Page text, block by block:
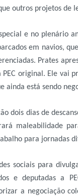
outros projetos de
e no plenário
em navios,
Prates
original. Ele vai
está sendo
dois dias de
maleabilidade
para jornadas
sociais para
e deputadas a
a negociação